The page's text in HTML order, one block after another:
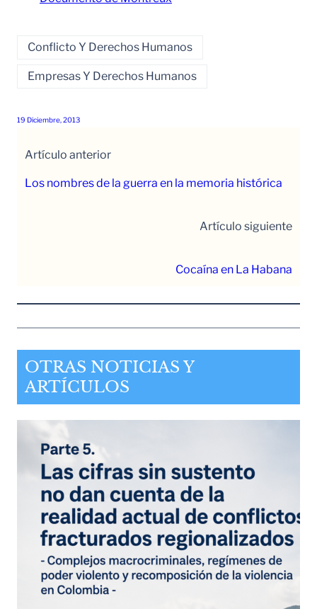
Conflicto Y Derechos Humanos
Empresas Y Derechos Humanos
19 Diciembre, 2013
Artículo anterior
Los nombres de la guerra en la memoria histórica
Artículo siguiente
Cocaína en La Habana
OTRAS NOTICIAS Y
ARTÍCULOS